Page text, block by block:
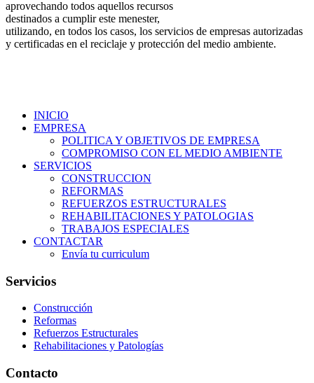
aprovechando todos aquellos recursos
destinados a cumplir este menester,
utilizando, en todos los casos, los servicios de empresas autorizadas
y certificadas en el reciclaje y protección del medio ambiente.
INICIO
EMPRESA
POLITICA Y OBJETIVOS DE EMPRESA
COMPROMISO CON EL MEDIO AMBIENTE
SERVICIOS
CONSTRUCCION
REFORMAS
REFUERZOS ESTRUCTURALES
REHABILITACIONES Y PATOLOGIAS
TRABAJOS ESPECIALES
CONTACTAR
Envía tu curriculum
Servicios
Construcción
Reformas
Refuerzos Estructurales
Rehabilitaciones y Patologías
Contacto